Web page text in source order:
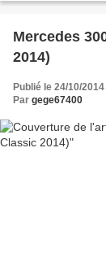
Mercedes
2014)
Publié le 24/10/
Par gege67400